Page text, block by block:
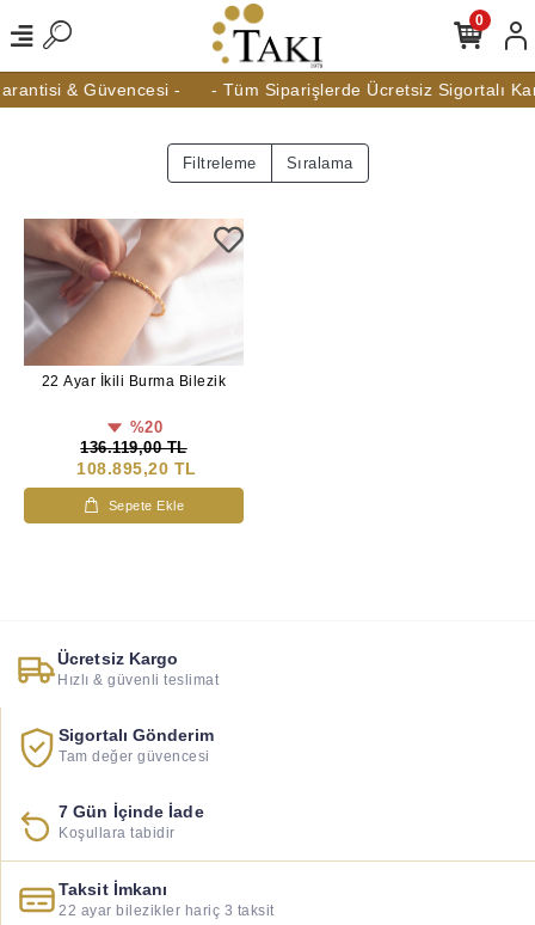
& Güvencesi - - Tüm Siparişlerde Ücretsiz Sigortalı
0
Filtreleme Sıralama
22 Ayar İkili Burma Bilezik
%20
136.119,00 TL
108.895,20 TL
Sepete Ekle
Ücretsiz Kargo
Hızlı & güvenli teslimat
Sigortalı Gönderim
Tam değer güvencesi
7 Gün İçinde İade
Koşullara tabidir
Taksit İmkanı
22 ayar bilezikler hariç 3 taksit